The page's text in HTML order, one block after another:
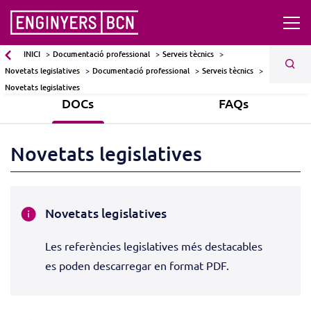
INICI Documentació professional
Serveis tècnics
Novetats legislatives
Documentació professional
Serveis tècnics
Novetats legislatives
DOCs FAQs
Novetats legislatives
Novetats legislatives
Les referències legislatives més destacables
es poden descarregar en format PDF.